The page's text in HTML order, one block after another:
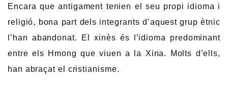
Encara que antigament tenien el seu propi idioma i
religió, bona part dels integrants d’aquest grup ètnic
l’han abandonat. El xinès és l’idioma predominant
entre els Hmong que viuen a la Xina. Molts d’ells,
han abraçat el cristianisme.